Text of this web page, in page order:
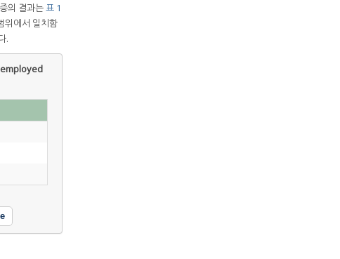
의 결과는표 1
위에서 일치함
.
employed